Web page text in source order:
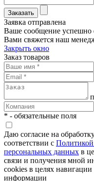
Заказать
Заявка отправлена
Ваше сообщение успешно
Вами свяжется наш
Закрыть окно
Заказ товаров
* - обязательные поля
Даю согласие на
соответствии с
персональных данных в
связи и получения мной
cookies в целях
информации